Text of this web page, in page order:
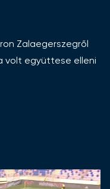
Zalaegerszegről
volt együttese elleni